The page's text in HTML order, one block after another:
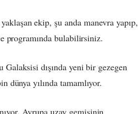
ekip, şu anda manevra yapıp,
programında bulabilirsiniz.
dışında yeni bir gezegen
dünya yılında tamamlıyor.
Avrupa uzay gemisinin